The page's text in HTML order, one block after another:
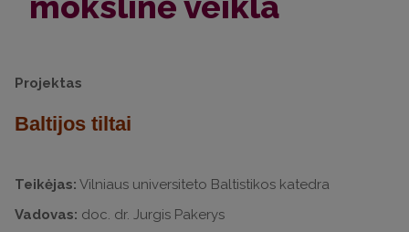
Projektas
Baltijos tiltai
Teikėjas: Vilniaus universiteto Baltistikos katedra
Vadovas: doc. dr. Jurgis Pakerys